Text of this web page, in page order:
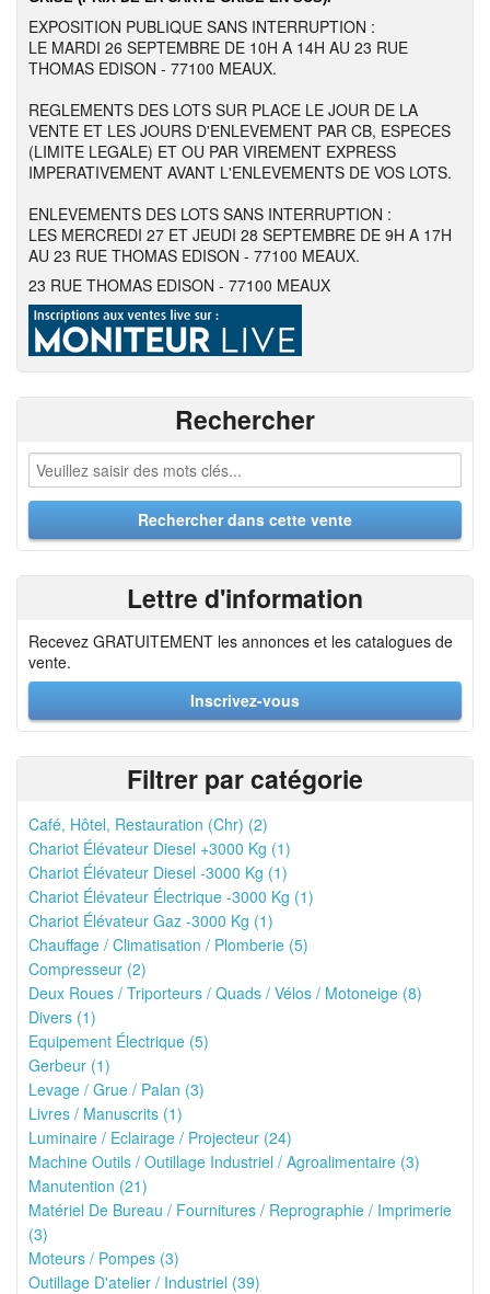
EXPOSITION PUBLIQUE SANS INTERRUPTION :
LE MARDI 26 SEPTEMBRE DE 10H A 14H AU 23 RUE
THOMAS EDISON - 77100 MEAUX.
REGLEMENTS DES LOTS SUR PLACE LE JOUR DE LA
VENTE ET LES JOURS D'ENLEVEMENT PAR CB, ESPECES
(LIMITE LEGALE) ET OU PAR VIREMENT EXPRESS
IMPERATIVEMENT AVANT L'ENLEVEMENTS DE VOS LOTS.
ENLEVEMENTS DES LOTS SANS INTERRUPTION :
LES MERCREDI 27 ET JEUDI 28 SEPTEMBRE DE 9H A 17H
AU 23 RUE THOMAS EDISON - 77100 MEAUX.
23 RUE THOMAS EDISON - 77100 MEAUX
Rechercher
Lettre d'information
Recevez GRATUITEMENT les annonces et les catalogues de
vente.
Inscrivez-vous
Filtrer par catégorie
Café, Hôtel, Restauration (Chr) (2)
Chariot Élévateur Diesel +3000 Kg (1)
Chariot Élévateur Diesel -3000 Kg (1)
Chariot Élévateur Électrique -3000 Kg (1)
Chariot Élévateur Gaz -3000 Kg (1)
Chauffage / Climatisation / Plomberie (5)
Compresseur (2)
Deux Roues / Triporteurs / Quads / Vélos / Motoneige (8)
Divers (1)
Equipement Électrique (5)
Gerbeur (1)
Levage / Grue / Palan (3)
Livres / Manuscrits (1)
Luminaire / Eclairage / Projecteur (24)
Machine Outils / Outillage Industriel / Agroalimentaire (3)
Manutention (21)
Matériel De Bureau / Fournitures / Reprographie / Imprimerie
(3)
Moteurs / Pompes (3)
Outillage D'atelier / Industriel (39)